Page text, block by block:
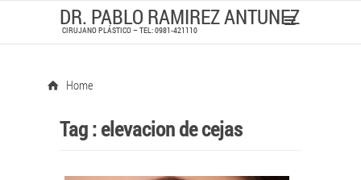
DR. PABLO RAMIREZ ANTUNEZ
CIRUJANO PLÁSTICO – TEL: 0981-421110
Home
Tag :elevacion de cejas